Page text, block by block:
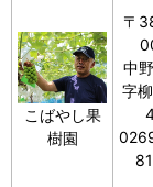
こばやし果
樹園
〒
中
字